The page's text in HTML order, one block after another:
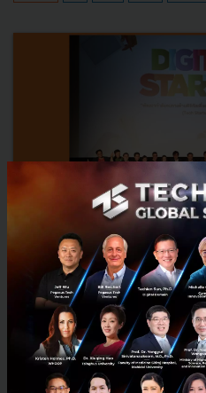
คุณได้ไปต่อ! 10 ทีมที่ชนะการแข่
Startup’ เตรียมลากกระเป๋าไป
ผ่านไปแล้วสำหรับการคัดเลือกผลงาน
และสนับสนุนกำลังคนทางดิจิทัลสู่การ
สำนักงานส่งเสริมเศรษฐกิจดิจิทัล หรือ
มิถุนายน 6, 2017 | By
Techsauce Team